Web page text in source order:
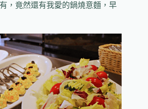
，竟然還有我愛的鍋燒意麵，早